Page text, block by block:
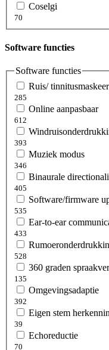
Coselgi
70
Software functies
Software functies
Ruis/
285
Online aanpasbaar
612
393
Muziek modus
346
Binaurale
405
Software/firmware
535
Ear-to-ear
433
528
360 graden
135
Omgevingsadaptie
392
Eigen stem
39
Echoreductie
70